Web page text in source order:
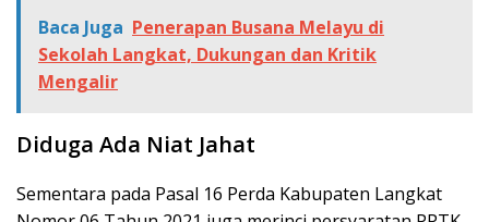
Baca Juga Penerapan Busana Melayu di
Sekolah Langkat, Dukungan dan Kritik
Mengalir
Diduga Ada Niat Jahat
Sementara pada Pasal 16 Perda Kabupaten Langkat